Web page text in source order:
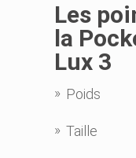
Les
la
Lux 3
Poids
Taille